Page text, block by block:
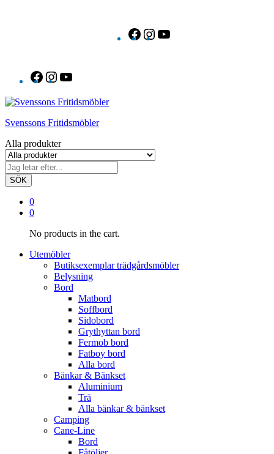
Facebook
Instagram
Facebook
Instagram
Svenssons Fritidsmöbler
Alla produkter
SÖK
0
0
No products in the cart.
Utemöbler
Butiksexemplar trädgårdsmöbler
Belysning
Bord
Matbord
Soffbord
Sidobord
Grythyttan bord
Fermob bord
Fatboy bord
Alla bord
Bänkar & Bänkset
Aluminium
Trä
Alla bänkar & bänkset
Camping
Cane-Line
Bord